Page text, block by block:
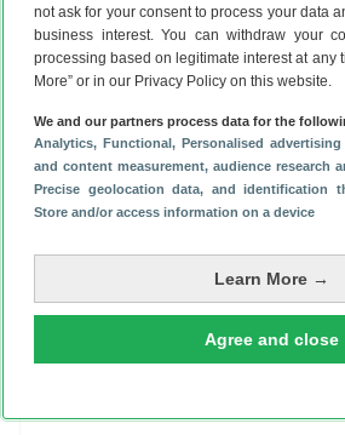
not ask for your consent to process your data
business interest. You can withdraw your
processing based on legitimate interest at any
More” or in our Privacy Policy on this website.
We and our partners process data for the
Analytics, Functional, Personalised
and content measurement, audience research
Precise geolocation data, and identification
Store and/or access information on a device
Learn More →
Agree and close
5G
Bekijk
6.4 Conrad
5G